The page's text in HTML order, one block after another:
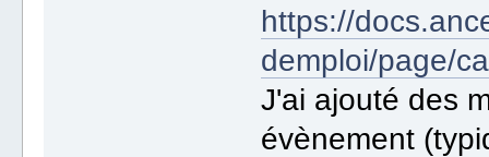
https://
demploi/page/
J'ai ajouté des
évènement